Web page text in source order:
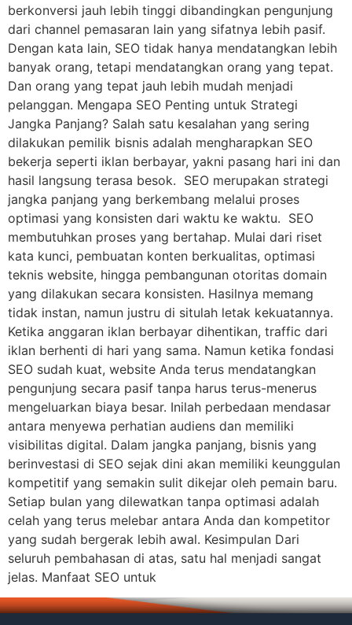
berkonversi jauh lebih tinggi dibandingkan pengunjung
dari channel pemasaran lain yang sifatnya lebih pasif.
Dengan kata lain, SEO tidak hanya mendatangkan lebih
banyak orang, tetapi mendatangkan orang yang tepat.
Dan orang yang tepat jauh lebih mudah menjadi
pelanggan. Mengapa SEO Penting untuk Strategi
Jangka Panjang? Salah satu kesalahan yang sering
dilakukan pemilik bisnis adalah mengharapkan SEO
bekerja seperti iklan berbayar, yakni pasang hari ini dan
hasil langsung terasa besok. SEO merupakan strategi
jangka panjang yang berkembang melalui proses
optimasi yang konsisten dari waktu ke waktu. SEO
membutuhkan proses yang bertahap. Mulai dari riset
kata kunci, pembuatan konten berkualitas, optimasi
teknis website, hingga pembangunan otoritas domain
yang dilakukan secara konsisten. Hasilnya memang
tidak instan, namun justru di situlah letak kekuatannya.
Ketika anggaran iklan berbayar dihentikan, traffic dari
iklan berhenti di hari yang sama. Namun ketika fondasi
SEO sudah kuat, website Anda terus mendatangkan
pengunjung secara pasif tanpa harus terus-menerus
mengeluarkan biaya besar. Inilah perbedaan mendasar
antara menyewa perhatian audiens dan memiliki
visibilitas digital. Dalam jangka panjang, bisnis yang
berinvestasi di SEO sejak dini akan memiliki keunggulan
kompetitif yang semakin sulit dikejar oleh pemain baru.
Setiap bulan yang dilewatkan tanpa optimasi adalah
celah yang terus melebar antara Anda dan kompetitor
yang sudah bergerak lebih awal. Kesimpulan Dari
seluruh pembahasan di atas, satu hal menjadi sangat
jelas. Manfaat SEO untuk